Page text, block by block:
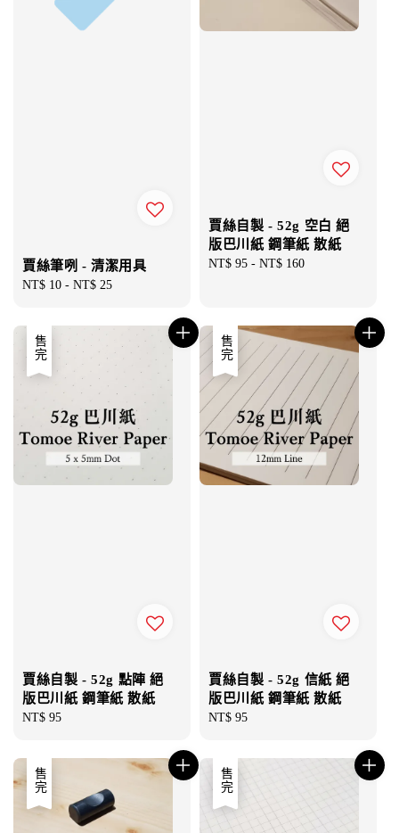
賈絲筆咧 - 清潔用具
Regular
NT$ 10 - NT$ 25
賈絲自製 - 52g 空白 絕
版巴川紙 鋼筆紙 散紙
Regular
NT$ 95 - NT$ 160
售完
賈絲自製 - 52g 點陣 絕
版巴川紙 鋼筆紙 散紙
Regular
NT$ 95
售完
賈絲自製 - 52g 信紙 絕
版巴川紙 鋼筆紙 散紙
Regular
NT$ 95
售完 售完